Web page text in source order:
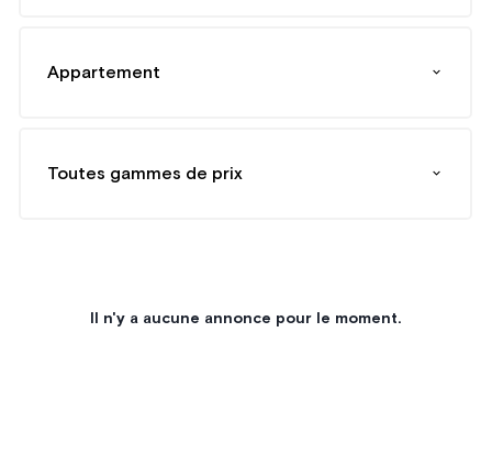
Appartement
Toutes gammes de prix
Il n'y a aucune annonce pour le moment.